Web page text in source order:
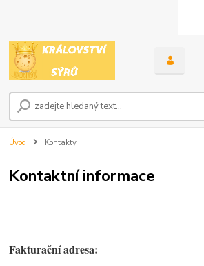
Úvod Kontakty
Kontaktní informace
Fakturační adresa: